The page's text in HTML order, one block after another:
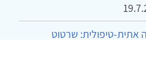
אתית-טיפולית: שרטוט